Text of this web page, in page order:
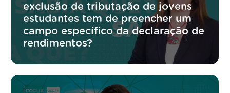
exclusão de tributação de jovens
estudantes tem de preencher um
campo específico da declaração de
rendimentos?